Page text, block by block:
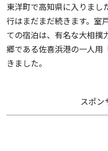
東洋町で高知県に入りまし
行はまだまだ続きます。室
ての宿泊は、有名な大相撲
郷である佐喜浜港の一人用
きました。
スポン